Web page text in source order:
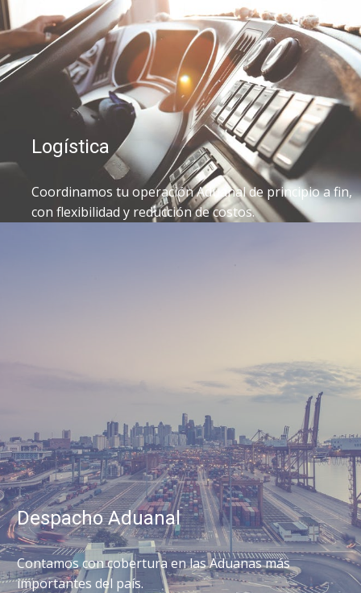
Logística
Coordinamos tu operación Aduanal de principio a fin,
con flexibilidad y reducción de costos.
Despacho Aduanal
Contamos con cobertura en las Aduanas más
importantes del país.